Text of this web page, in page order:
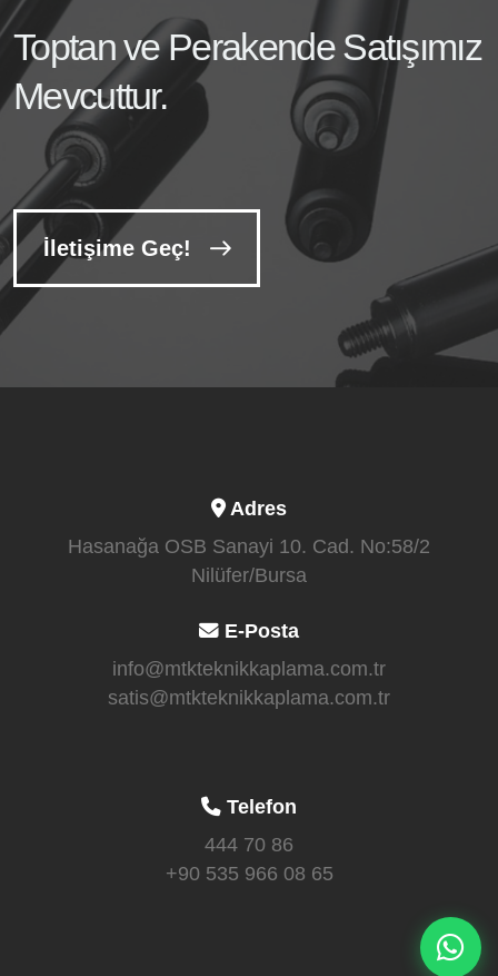
Toptan ve Perakende Satışımız
Mevcuttur.
İletişime Geç!
Adres
Hasanağa OSB Sanayi 10. Cad. No:58/2
Nilüfer/Bursa
E-Posta
info@mtkteknikkaplama.com.tr
satis@mtkteknikkaplama.com.tr
Telefon
444 70 86
+90 535 966 08 65